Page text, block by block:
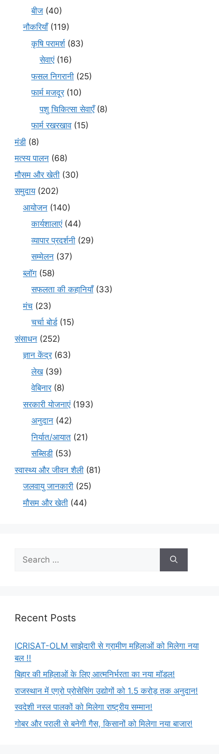
बीज (40)
नौकरियाँ(119)
कृषि परामर्श(83)
सेवाएं(16)
फसल निगरानी (25)
फार्म मजदूर(10)
पशु चिकित्सा सेवाएँ(8)
फार्म रखरखाव(15)
मंडी (8)
मत्स्य पालन (68)
मौसम और खेती (30)
समुदाय(202)
आयोजन (140)
कार्यशालाएं(44)
व्यापार प्रदर्शनी (29)
सम्मेलन (37)
ब्लॉग (58)
सफलता की कहानियाँ(33)
मंच (23)
चर्चा बोर्ड(15)
संसाधन (252)
ज्ञान केंद्र(63)
लेख(39)
वेबिनार(8)
सरकारी योजनाएं(193)
अनुदान (42)
निर्यात/आयात (21)
सब्सिडी (53)
स्वास्थ्य और जीवन शैली (81)
जलवायु जानकारी (25)
मौसम और खेती (44)
Recent Posts
ICRISAT-OLM साझेदारी से ग्रामीण महिलाओं को मिलेगा नया
बल !!
बिहार की महिलाओं के लिए आत्मनिर्भरता का नया मॉडल!
राजस्थान में एग्रो प्रोसेसिंग उद्योगों को 1.5 करोड़ तक अनुदान!
स्वदेशी नस्ल पालकों को मिलेगा राष्ट्रीय सम्मान!
गोबर और पराली से बनेगी गैस, किसानों को मिलेगा नया बाजार!